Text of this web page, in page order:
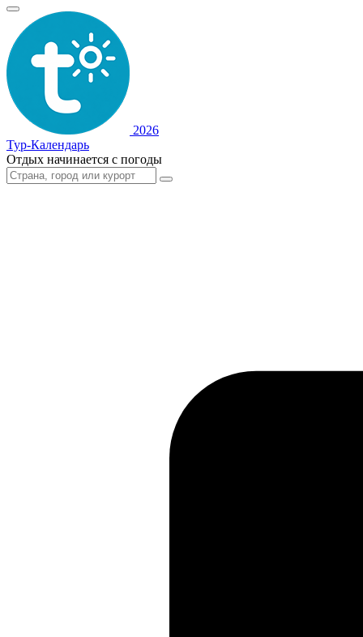
2026
Тур-Календарь
Отдых начинается с погоды